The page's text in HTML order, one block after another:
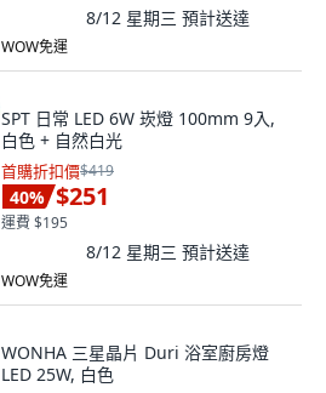
8/12 星期三 預計送達
WOW免運
SPT 日常 LED 6W 崁燈 100mm 9入,
白色 + 自然白光
首購折扣價$419
40% $251
運費 $195
8/12 星期三 預計送達
WOW免運
WONHA 三星晶片 Duri 浴室廚房燈
LED 25W, 白色